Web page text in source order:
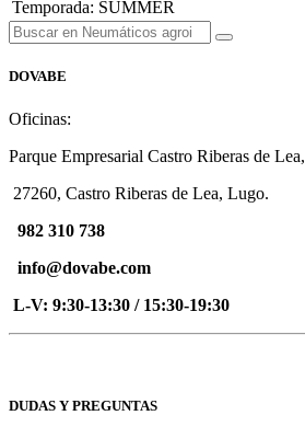
Temporada: SUMMER
DOVABE
Oficinas:
Parque Empresarial Castro Riberas de
27260, Castro Riberas de Lea, Lugo.
982 310 738
info@dovabe.com
L-V: 9:30-13:30 / 15:30-19:30
DUDAS Y PREGUNTAS